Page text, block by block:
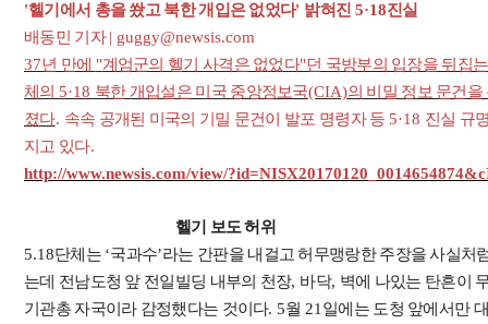
'헬기에서 총을 쐈고 북한 개입은 없었다' 밝혀진 5·18진실
배동민 기자| guggy@newsis.com
37년 만에 "계엄군의 헬기 사격은 없었다"던 국방부의 입장을 뒤집
체의 5·18 북한 개입설은 미국 중앙정보국(CIA)의 비밀 정보 문건
졌다. 속속 공개된 미국의 기밀 문건이 발포 명령자 등 5·18 진실 규
지고 있다.
http://www.newsis.com/view/
헬기 보도 허위
5.18단체는 ‘국과수’라는 간판을 내걸고 허무맹랑한 주장을 사실처
는데 전남도청 앞 전일빌딩 내부의 천장, 바닥, 벽에 나있는 탄흔이
기관총 자국이라 감정했다는 것이다. 5월 21 일에는 도청 앞에서만